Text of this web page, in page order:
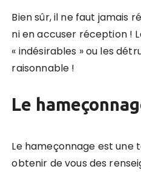
Bien sûr, il ne faut jamais
ni en accuser réception !
« indésirables » ou les
raisonnable !
Le
Le hameçonnage est une
obtenir de vous des